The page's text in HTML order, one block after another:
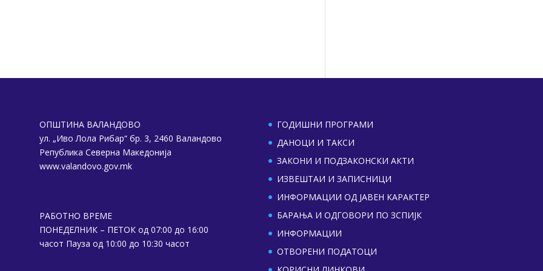
ОПШТИНА ВАЛАНДОВО
ул. „Иво Лола Рибар“ бр. 3, 2460 Валандово
Република Северна Македонија
www.valandovo.gov.mk
РАБОТНО ВРЕМЕ
ПОНЕДЕЛНИК – ПЕТОК од 07:00 до 16:00
часот Пауза од 10:00 до 10:30 часот
ГОДИШНИ ПРОГРАМИ
ДАНОЦИ И ТАКСИ
ЗАКОНИ И ПОДЗАКОНСКИ АКТИ
ИЗВЕШТАИ И ЗАПИСНИЦИ
ИНФОРМАЦИИ ОД ЈАВЕН КАРАКТЕР
БАРАЊА И ОДГОВОРИ ПО ЗСПИЈК
ИНФОРМАЦИИ
ОТВОРЕНИ ПОДАТОЦИ